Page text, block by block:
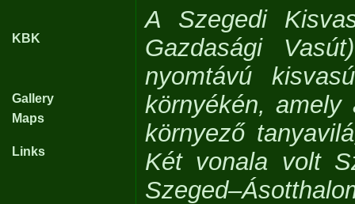
KBK
Gallery
Maps
Links
A Szegedi
Gazdasági
nyomtávú
környékén,
környező
Két vonala volt